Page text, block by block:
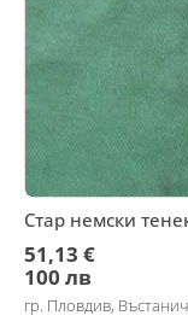
Стар немски
51,13 €
100 лв
гр. Пловдив,